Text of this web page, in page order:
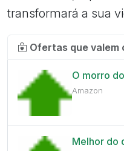
transformará a sua
Ofertas que valem
O morro
Amazon
Melhor do